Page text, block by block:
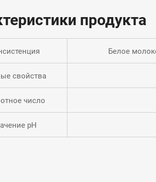
продукта
Белое
свойства
число
pH